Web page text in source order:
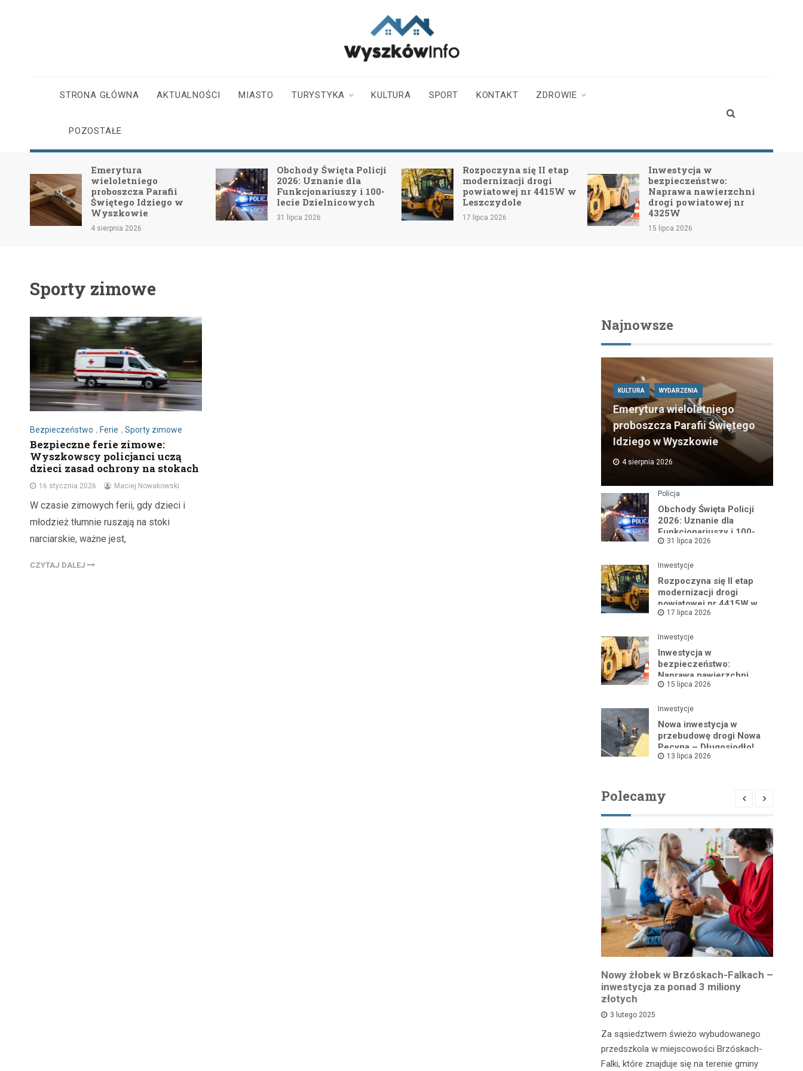
STRONA GŁÓWNA AKTUALNOŚCI MIASTO TURYSTYKA KULTURA SPORT KONTAKT ZDROWIE
POZOSTAŁE
Emerytura
wieloletniego
proboszcza Parafii
Świętego Idziego w
Wyszkowie
4 sierpnia 2026
Obchody Święta Policji
2026: Uznanie dla
Funkcjonariuszy i 100-
lecie Dzielnicowych
31 lipca 2026
Rozpoczyna się II etap
modernizacji drogi
powiatowej nr 4415W w
Leszczydole
17 lipca 2026
Inwestycja w
bezpieczeństwo:
Naprawa nawierzchni
drogi powiatowej nr
4325W
15 lipca 2026
Sporty zimowe
Bezpieczeństwo , Ferie , Sporty zimowe
Bezpieczne ferie zimowe:
Wyszkowscy policjanci uczą
dzieci zasad ochrony na stokach
16 stycznia 2026 Maciej Nowakowski
W czasie zimowych ferii, gdy dzieci i
młodzież tłumnie ruszają na stoki
narciarskie, ważne jest,
CZYTAJ DALEJ
Najnowsze
KULTURA WYDARZENIA
Emerytura wieloletniego
proboszcza Parafii Świętego
Idziego w Wyszkowie
4 sierpnia 2026
Policja
Obchody Święta Policji
2026: Uznanie dla
Funkcjonariuszy i 100-
lecie Dzielnicowych
31 lipca 2026
Inwestycje
Rozpoczyna się II etap
modernizacji drogi
powiatowej nr 4415W w
Leszczydole
17 lipca 2026
Inwestycje
Inwestycja w
bezpieczeństwo:
Naprawa nawierzchni
drogi powiatowej nr
15 lipca 2026
Inwestycje
Nowa inwestycja w
przebudowę drogi Nowa
Pecyna – Długosiodło!
13 lipca 2026
Polecamy
Nowy żłobek w Brzóskach-Falkach –
inwestycja za ponad 3 miliony
złotych
3 lutego 2025
Za sąsiedztwem świeżo wybudowanego
przedszkola w miejscowości Brzóskach-
Falki, które znajduje się na terenie gminy